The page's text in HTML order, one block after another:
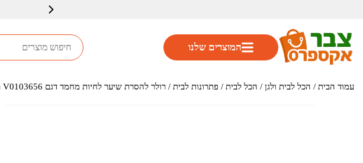
המוצרים שלנו
עמוד הבית / הכל לבית ולגן / הכל לבית / פתרונות לבית / רולר להסרת שיער לחיות מחמד דגם V0103656 מבית InnovaGoods